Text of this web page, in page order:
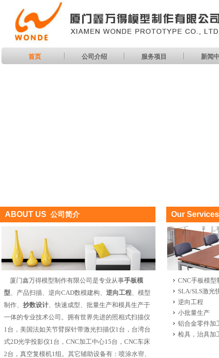
首页 公司介绍 服务项目 新闻
ABOUT US 公司简介
厦门鑫万得模型制作有限公司是专业从事手板模
型、产品扫描、逆向CAD数模建构、 逆向工程、模型
制作、 抄数设计、快速成型、批量生产和模具生产于
一体的专业技术公司。拥有世界先进的照相式扫描仪
1台，美国法如关节臂探针带激光扫描仪1台，台湾台
式2D光学投影仪1台，CNC加工中心15台，CNC车床
2台，真空复模机1组。其它辅助设备有：喷涂水帘、
Our Services
CNC手板模型
SLA/SLS激光
逆向工程
小批量生产
铝合金零件加
检具，治具加